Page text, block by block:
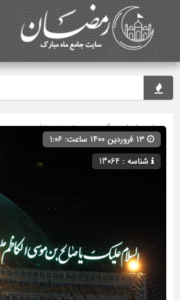
صفحه اصلی» گروه » دسته‌بندی نشده
شناسه : 13064